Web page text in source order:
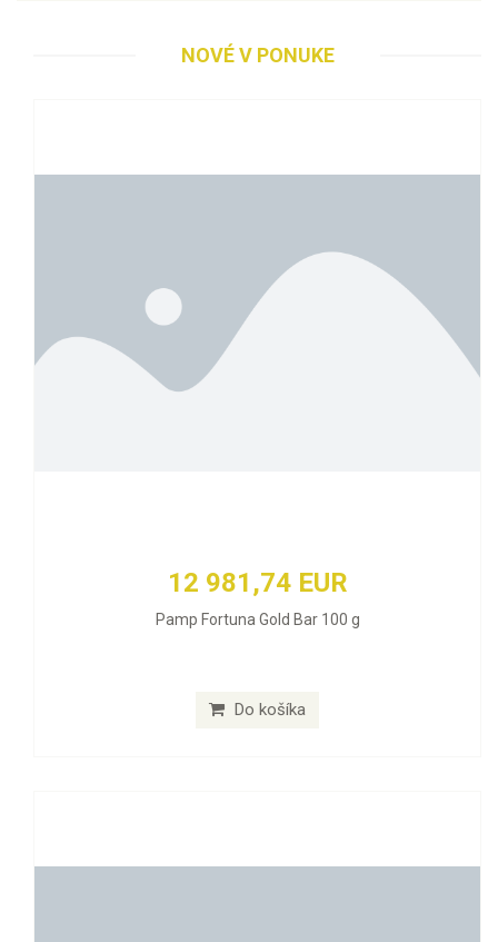
NOVÉ V PONUKE
12 981,74 EUR
Pamp Fortuna Gold Bar 100 g
Do košíka